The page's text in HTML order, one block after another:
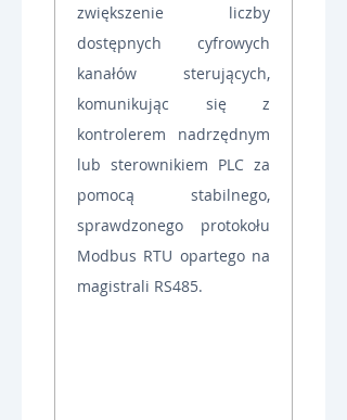
zwiększenie liczby
dostępnych cyfrowych
kanałów sterujących,
komunikując się z
kontrolerem nadrzędnym
lub sterownikiem PLC za
pomocą stabilnego,
sprawdzonego protokołu
Modbus RTU opartego na
magistrali RS485.